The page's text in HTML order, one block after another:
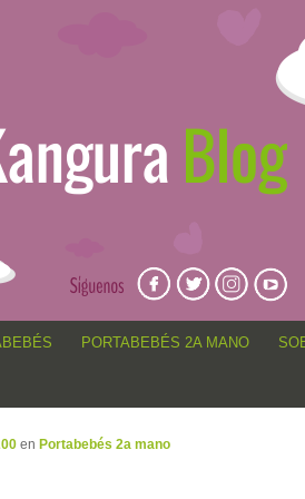
anécdotas de porteo, sorteos,
PORTABEBÉS 2A MANO
en Portabebés 2a mano